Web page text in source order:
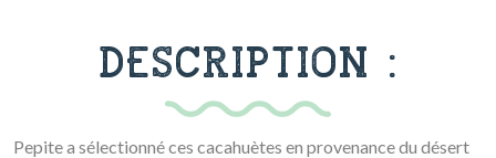
DESCRIPTION :
Pepite a sélectionné ces cacahuètes en provenance du désert